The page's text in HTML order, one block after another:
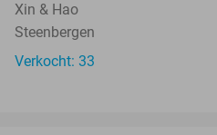
Xin & Hao
Steenbergen
Verkocht: 33